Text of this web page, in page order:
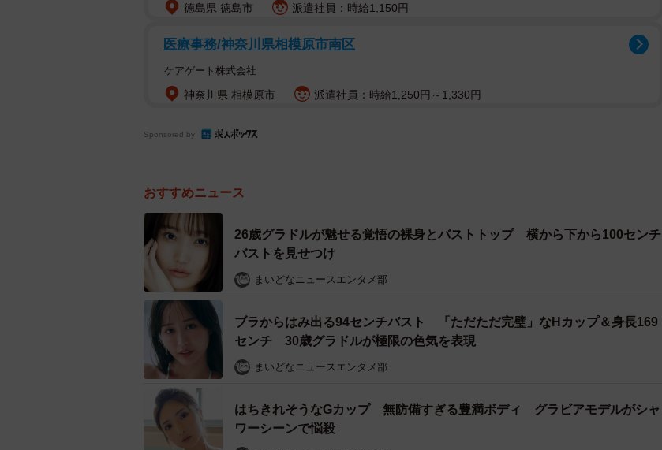
徳島県 徳島市 派遣社員：時給1,150円
医療事務/神奈川県相模原市南区
ケアゲート株式会社
神奈川県 相模原市 派遣社員：時給1,250円～1,330円
Sponsored by
おすすめニュース
26歳グラドルが魅せる覚悟の裸身とバストトップ 横から下から100センチ
バストを見せつけ
まいどなニュースエンタメ部
ブラからはみ出る94センチバスト 「ただただ完璧」なHカップ＆身長169
センチ 30歳グラドルが極限の色気を表現
まいどなニュースエンタメ部
はちきれそうなGカップ 無防備すぎる豊満ボディ グラビアモデルがシャ
ワーシーンで悩殺